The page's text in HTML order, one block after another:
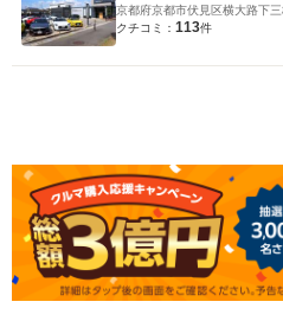
京都府京都市伏見区横大路下
クチコミ： 113件